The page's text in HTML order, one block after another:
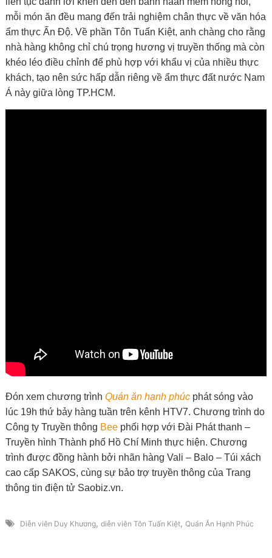
mỗi món ăn đều mang đến trải nghiệm chân thực về văn hóa
ẩm thực Ấn Độ. Về phần Tôn Tuấn Kiệt, anh chàng cho rằng
nhà hàng không chỉ chú trọng hương vị truyền thống mà còn
khéo léo điều chỉnh để phù hợp với khẩu vị của nhiều thực
khách, tạo nên sức hấp dẫn riêng về ẩm thực đất nước Nam
Á này giữa lòng TP.HCM.
Đón xem chương trình Quán ăn hạnh phúcphát sóng vào
lúc 19h thứ bảy hàng tuần trên kênh HTV7. Chương trình do
Công ty Truyền thông Beephối hợp với Đài Phát thanh –
Truyền hình Thành phố Hồ Chí Minh thực hiện. Chương
trình được đồng hành bởi nhãn hàng Vali – Balo – Túi xách
cao cấp SAKOS, cùng sự bảo trợ truyền thông của Trang
thông tin điện tử Saobiz.vn.
Diễn viên Duy Khương, diễn viên Tôn Tuấn Kiệt, Quán Ăn Hạnh Phúc